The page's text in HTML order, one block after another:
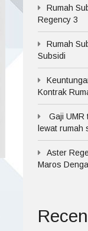
Rumah
Regency 3
Rumah
Subsidi
Kontrak
Gaji UMR
lewat rumah
Aster
Maros